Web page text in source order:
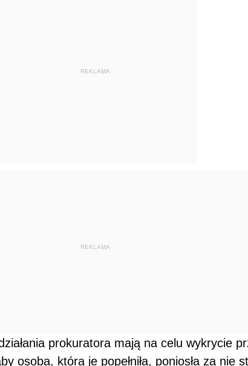
REKLAMA
REKLAMA
prokuratora mają na celu wykrycie
osoba, która je popełniła, poniosła za nie